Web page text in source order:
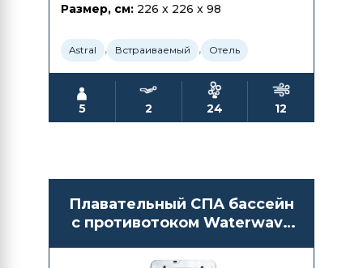
Размер, см: 226 x 226 x 98
Astral , Встраиваемый , Отель
5 2 24 12
Плавательный СПА бассейн
с противотоком Waterwave